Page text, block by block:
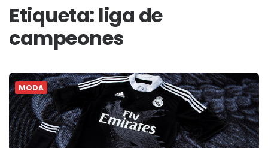
Etiqueta: liga de
campeones
MODA